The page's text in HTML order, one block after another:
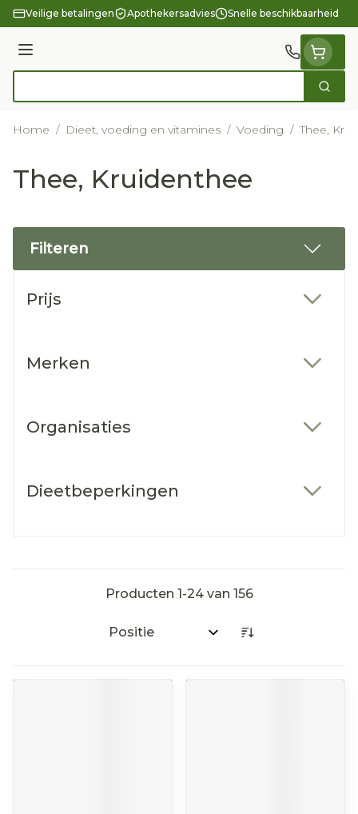
Ga naar de inhoud
Veilige betalingen Apothekersadvies Snelle beschikbaarheid
Menu
Zoek
Home / Dieet, voeding en vitamines / Voeding / Thee,
Thee, Kruidenthee
Filteren
Prijs
Merken
Organisaties
Dieetbeperkingen
Producten 1-24van 156
Sorteer op: